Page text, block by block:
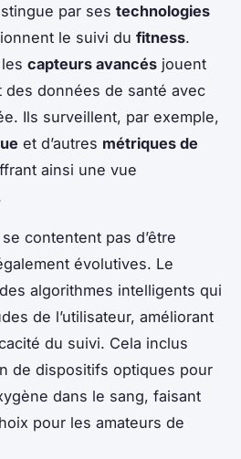
par ses technologies
le suivi du fitness.
capteurs avancés jouent
des données de santé avec
Ils surveillent, par exemple,
et d’autres métriques de
ainsi une vue
contentent pas d’être
évolutives. Le
algorithmes intelligents qui
de l’utilisateur, améliorant
du suivi. Cela inclus
de dispositifs optiques pour
dans le sang, faisant
pour les amateurs de